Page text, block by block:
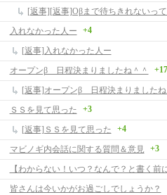
[返事][返事]Oβまで待ちきれないっ
入れなかった人ー
+4
[返事]入れなかった人ー
オープンβ 日程決まりましたね＾＾
+17
[返事]オープンβ 日程決まりました
ＳＳを見て思った
+3
[返事]ＳＳを見て思った +4
マビノギ内会話に関する質問＆意見 +3
皆さんは今いかがお過ごしでしょうか？